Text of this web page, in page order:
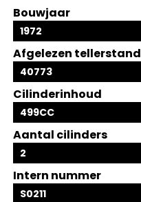
Bouwjaar
1972
Afgelezen tellerstand
40773
Cilinderinhoud
499CC
Aantal cilinders
2
Intern nummer
S0211